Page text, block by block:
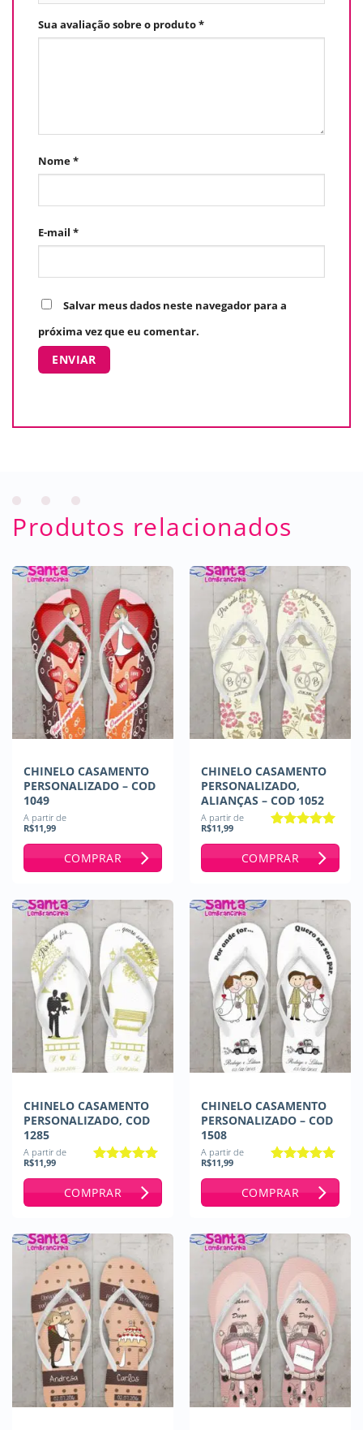
Sua avaliação sobre o produto*
Nome*
E-mail *
Salvar meus dados neste navegador para a
próxima vez que eu comentar.
Produtos relacionados
CHINELO CASAMENTO
PERSONALIZADO – COD
1049
A partir de
R$11,99
COMPRAR
CHINELO CASAMENTO
PERSONALIZADO,
ALIANÇAS – COD 1052
A partir de
R$11,99
COMPRAR
CHINELO CASAMENTO
PERSONALIZADO, COD
1285
A partir de
R$11,99
COMPRAR
CHINELO CASAMENTO
PERSONALIZADO – COD
1508
A partir de
R$11,99
COMPRAR